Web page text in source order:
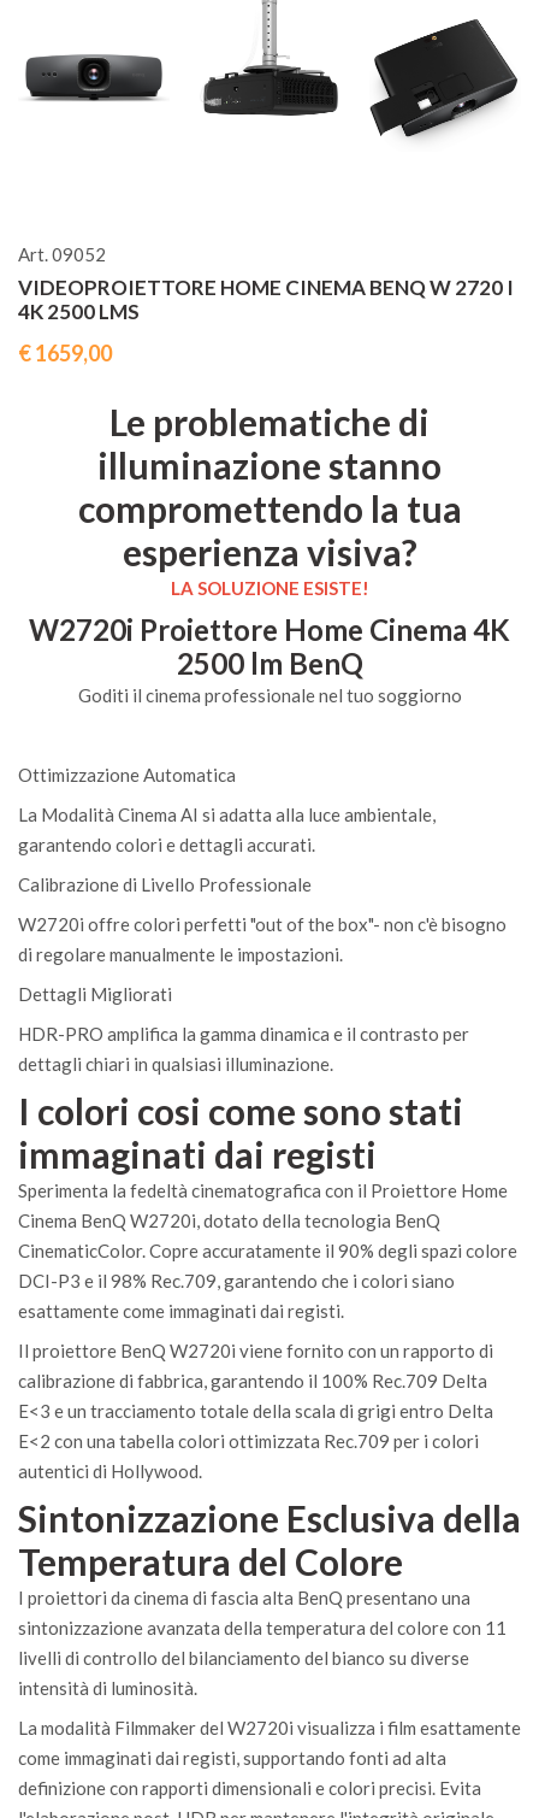
Art. 09052
VIDEOPROIETTORE HOME CINEMA BENQ W 2720 I
4K 2500 LMS
€ 1659,00
Le problematiche di
illuminazione stanno
compromettendo la tua
esperienza visiva?
LA SOLUZIONE ESISTE!
W2720i Proiettore Home Cinema 4K
2500 lm BenQ
Goditi il cinema professionale nel tuo soggiorno
Ottimizzazione Automatica
La Modalità Cinema AI si adatta alla luce ambientale,
garantendo colori e dettagli accurati.
Calibrazione di Livello Professionale
W2720i offre colori perfetti "out of the box"- non c'è bisogno
di regolare manualmente le impostazioni.
Dettagli Migliorati
HDR-PRO amplifica la gamma dinamica e il contrasto per
dettagli chiari in qualsiasi illuminazione.
I colori cosi come sono stati
immaginati dai registi
Sperimenta la fedeltà cinematografica con il Proiettore Home
Cinema BenQ W2720i, dotato della tecnologia BenQ
CinematicColor. Copre accuratamente il 90% degli spazi colore
DCI-P3 e il 98% Rec.709, garantendo che i colori siano
esattamente come immaginati dai registi.
Il proiettore BenQ W2720i viene fornito con un rapporto di
calibrazione di fabbrica, garantendo il 100% Rec.709 Delta
E<3 e un tracciamento totale della scala di grigi entro Delta
E<2 con una tabella colori ottimizzata Rec.709 per i colori
autentici di Hollywood.
Sintonizzazione Esclusiva della
Temperatura del Colore
I proiettori da cinema di fascia alta BenQ presentano una
sintonizzazione avanzata della temperatura del colore con 11
livelli di controllo del bilanciamento del bianco su diverse
intensità di luminosità.
La modalità Filmmaker del W2720i visualizza i film esattamente
come immaginati dai registi, supportando fonti ad alta
definizione con rapporti dimensionali e colori precisi. Evita